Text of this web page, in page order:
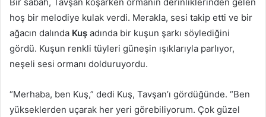
hoş bir melodiye kulak verdi. Merakla, sesi takip etti ve bir
ağacın dalında Kuş adında bir kuşun şarkı söylediğini
gördü. Kuşun renkli tüyleri güneşin ışıklarıyla parlıyor,
neşeli sesi ormanı dolduruyordu.
“Merhaba, ben Kuş,” dedi Kuş, Tavşan’ı gördüğünde. “Ben
yükseklerden uçarak her yeri görebiliyorum. Çok güzel